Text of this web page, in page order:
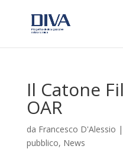
Il Catone
OAR
da Francesco D'Alessio |
pubblico, News